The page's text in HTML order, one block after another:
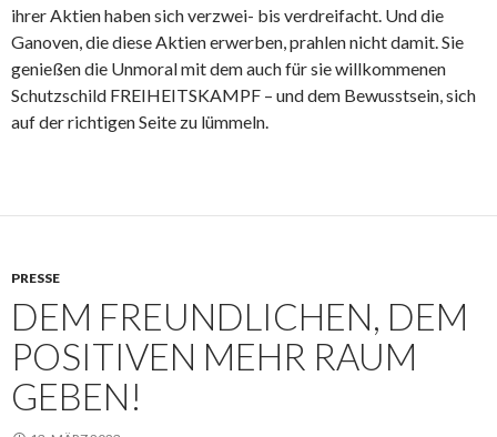
ihrer Aktien haben sich verzwei- bis verdreifacht. Und die
Ganoven, die diese Aktien erwerben, prahlen nicht damit. Sie
genießen die Unmoral mit dem auch für sie willkommenen
Schutzschild FREIHEITSKAMPF – und dem Bewusstsein, sich
auf der richtigen Seite zu lümmeln.
PRESSE
DEM FREUNDLICHEN, DEM
POSITIVEN MEHR RAUM
GEBEN!